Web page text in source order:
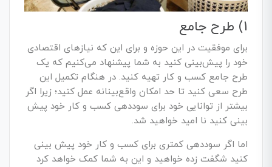
1) طرح جامع
برای موفقیت در این حوزه و برای این که نیازهای اقتصادی
خود را پیش‌بینی کنید به شما پیشنهاد می‌کنیم که یک
طرح جامع کسب و کار تهیه کنید. در هنگام تکمیل این
طرح سعی کنید تا حد امکان واقع‌بینانه عمل کنید؛ زیرا اگر
بیشتر از توانایی خود برای سوددهی کسب و کار خود پیش
بینی کنید نا امید خواهید شد.
اما اگر سوددهی کمتری برای کسب و کار خود پیش بینی
کنید شگفت زده خواهید و این به شما کمک خواهد کرد